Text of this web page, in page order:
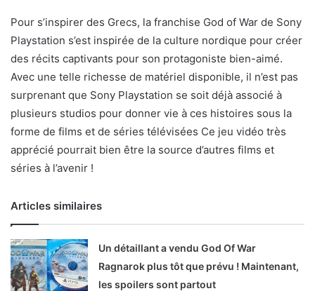
Pour s’inspirer des Grecs, la franchise God of War de Sony
Playstation s’est inspirée de la culture nordique pour créer
des récits captivants pour son protagoniste bien-aimé.
Avec une telle richesse de matériel disponible, il n’est pas
surprenant que Sony Playstation se soit déjà associé à
plusieurs studios pour donner vie à ces histoires sous la
forme de films et de séries télévisées Ce jeu vidéo très
apprécié pourrait bien être la source d’autres films et
séries à l’avenir !
Articles similaires
Un détaillant a vendu God Of War
Ragnarok plus tôt que prévu ! Maintenant,
les spoilers sont partout